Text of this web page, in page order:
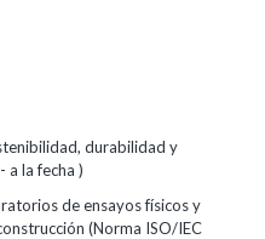
durabilidad y
la fecha )
de ensayos físicos y
(Norma ISO/IEC